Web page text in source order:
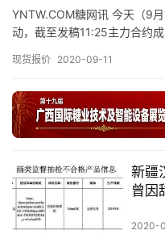
现
货
价
专
地
区
YNTW.COM糖网讯 今天（9
动，截至发稿11:25主力合约
现货报价 2020-09-11
新疆
曾因
2020-